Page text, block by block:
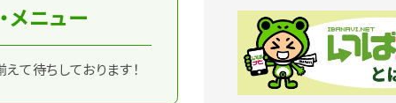
メニュー
て待ちしております！